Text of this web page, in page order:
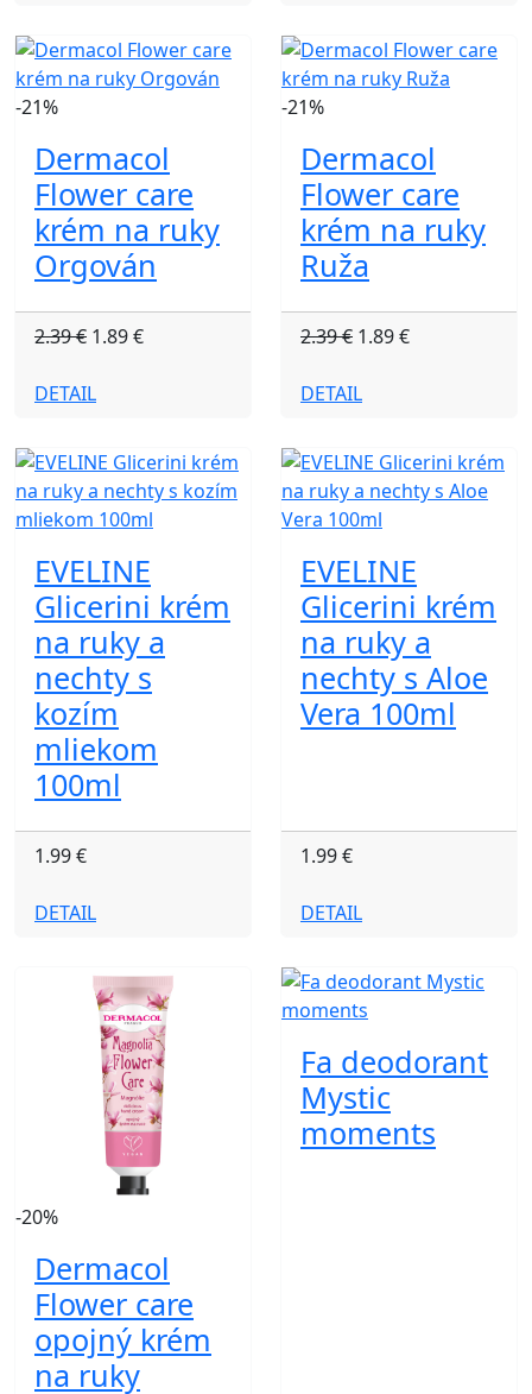
-21%
Dermacol
Flower care
krém na ruky
Orgován
2.39 € 1.89 €
DETAIL
-21%
Dermacol
Flower care
krém na ruky
Ruža
2.39 € 1.89 €
DETAIL
EVELINE
Glicerini krém
na ruky a
nechty s
kozím
mliekom
100ml
1.99 €
DETAIL
EVELINE
Glicerini krém
na ruky a
nechty s Aloe
Vera 100ml
1.99 €
DETAIL
-20%
Dermacol
Flower care
opojný krém
na ruky
Fa deodorant
Mystic
moments